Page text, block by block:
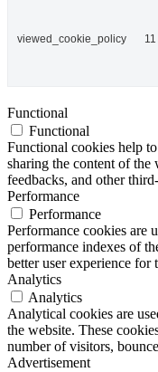
viewed_cookie_policy
Functional
Functional
Functional cookies help
sharing the content of the
feedbacks, and other
Performance
Performance
Performance cookies are
performance indexes of
better user experience for
Analytics
Analytics
Analytical cookies are
the website. These
number of visitors,
Advertisement